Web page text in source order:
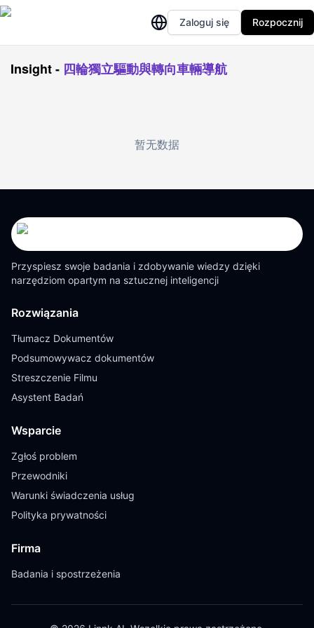
Zaloguj się Rozpocznij
Insight- 四輪獨立驅動與轉向車輛導航
暂无数据
Przyspiesz swoje badania i zdobywanie wiedzy dzięki
narzędziom opartym na sztucznej inteligencji
Rozwiązania
Tłumacz Dokumentów
Podsumowywacz dokumentów
Streszczenie Filmu
Asystent Badań
Wsparcie
Zgłoś problem
Przewodniki
Warunki świadczenia usług
Polityka prywatności
Firma
Badania i spostrzeżenia